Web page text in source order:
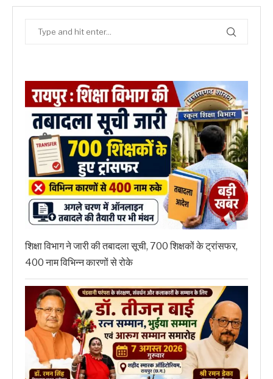
शिक्षा विभाग ने जारी की तबादला सूची, 700 शिक्षकों के ट्रांसफर,
400 नाम विभिन्न कारणों से रोके